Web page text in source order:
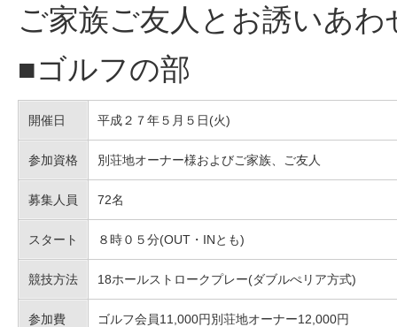
ご家族ご友人とお誘いあ
■ゴルフの部
開催日 平成２７年５月５日(火)
参加資格 別荘地オーナー様およびご家族、ご友人
募集人員 72名
スタート ８時０５分(OUT・INとも)
競技方法 18ホールストロークプレー(ダブルぺリア方式)
参加費
ゴルフ会員11,000円別荘地オーナー12,000円